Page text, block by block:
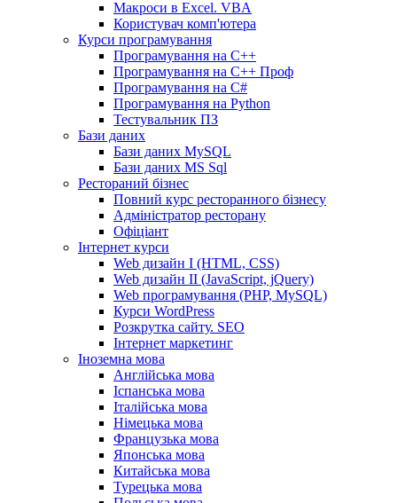
Макроси в Excel. VBA
Користувач комп'ютера
Курси програмування
Програмування на С++
Програмування на С++ Проф
Програмування на C#
Програмування на Python
Тестувальник ПЗ
Бази даних
Бази даних MySQL
Бази даних MS Sql
Рестораний бізнес
Повний курс ресторанного бізнесу
Адміністратор ресторану
Офіціант
Інтернет курси
Web дизайн I (HTML, CSS)
Web дизайн II (JavaScript, jQuery)
Web програмування (PHP, MySQL)
Курси WordPress
Розкрутка сайту. SEO
Інтернет маркетинг
Іноземна мова
Англійська мова
Іспанська мова
Італійська мова
Німецька мова
Французька мова
Японська мова
Китайська мова
Турецька мова